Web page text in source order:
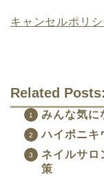
キャンセルポリシ
Related Posts:
みんな気
ハイポニキ
ネイルサロ
策